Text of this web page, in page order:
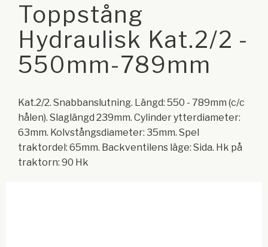
Toppstång
Hydraulisk Kat.2/2 -
550mm-789mm
Kat.2/2. Snabbanslutning. Längd: 550 - 789mm (c/c
hålen). Slaglängd 239mm. Cylinder ytterdiameter:
63mm. Kolvstångsdiameter: 35mm. Spel
traktordel: 65mm. Backventilens läge: Sida. Hk på
traktorn: 90 Hk